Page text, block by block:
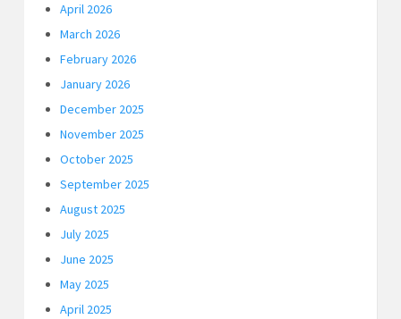
April 2026
March 2026
February 2026
January 2026
December 2025
November 2025
October 2025
September 2025
August 2025
July 2025
June 2025
May 2025
April 2025